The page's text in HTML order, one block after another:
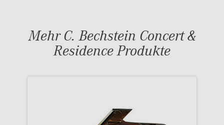
Mehr C. Bechstein Concert &
Residence Produkte